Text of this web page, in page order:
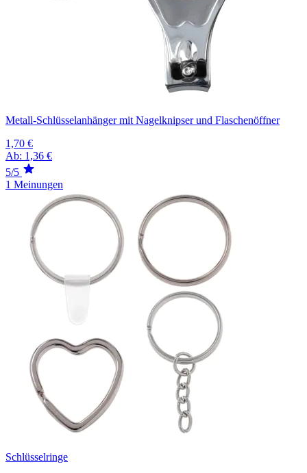
Metall-Schlüsselanhänger mit Nagelknipser und Flaschenöffner
1,70 €
Ab: 1,36 €
5/5
1 Meinungen
Schlüsselringe